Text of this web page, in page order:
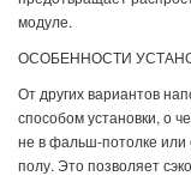
модуле.
ОСОБЕННОСТИ
От других вариантов
способом установки, о
не в фальш-потолке или
полу. Это позволяет